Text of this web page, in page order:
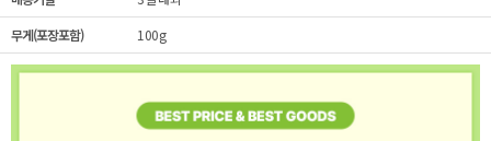
무게(포장포함)
100g